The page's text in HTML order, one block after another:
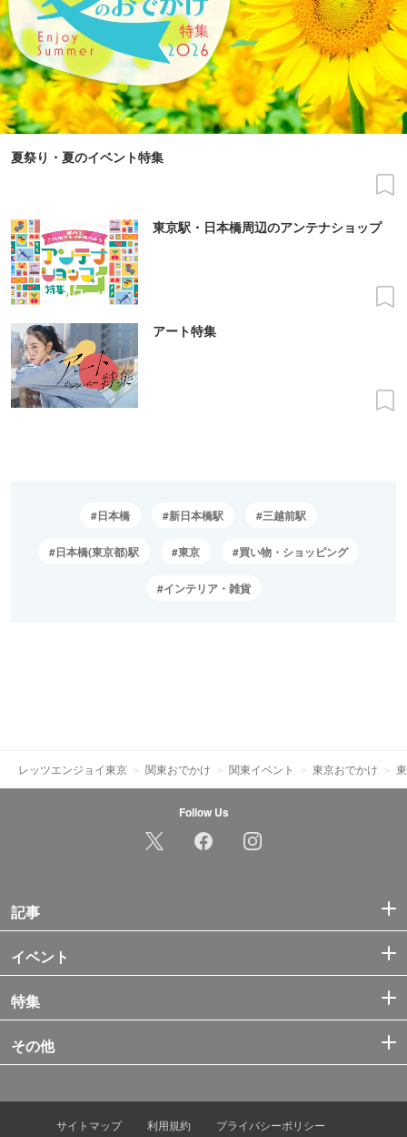
夏祭り・夏のイベント特集
東京駅・日本橋周辺のアンテナショップ
アート特集
日本橋 新日本橋駅 三越前駅
日本橋(東京都)駅 東京 買い物・ショッピング
インテリア・雑貨
レッツエンジョイ東京 関東おでかけ 関東イベント 東京おでかけ
Follow Us
記事
イベント
特集
その他
サイトマップ 利用規約 プライバシーポリシー